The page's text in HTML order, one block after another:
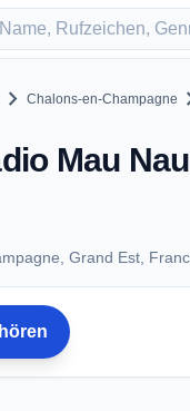
chevron_right Chalons-en-Champagne
Grand Est,